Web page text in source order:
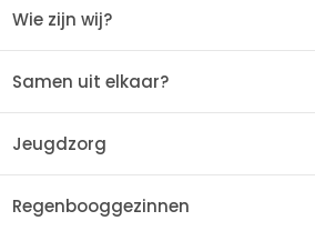
Wie zijn wij?
Samen uit elkaar?
Jeugdzorg
Regenbooggezinnen